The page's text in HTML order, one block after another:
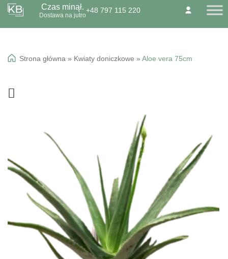
O NAS
Przejdź
do
Przejdź
do
Czas minął.
Dostawa na jutro
+48 797 115 220
Dzień Babci 21.01
Kwiaty
Wiązanki pogrzebowe
Strona główna » Kwiaty doniczkowe » Aloe vera 75cm